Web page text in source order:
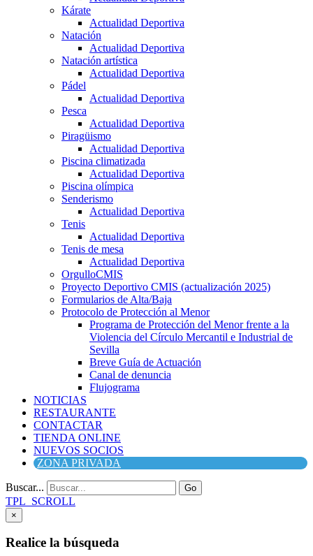
Kárate
Actualidad Deportiva
Natación
Actualidad Deportiva
Natación artística
Actualidad Deportiva
Pádel
Actualidad Deportiva
Pesca
Actualidad Deportiva
Piragüismo
Actualidad Deportiva
Piscina climatizada
Actualidad Deportiva
Piscina olímpica
Senderismo
Actualidad Deportiva
Tenis
Actualidad Deportiva
Tenis de mesa
Actualidad Deportiva
OrgulloCMIS
Proyecto Deportivo CMIS (actualización 2025)
Formularios de Alta/Baja
Protocolo de Protección al Menor
Programa de Protección del Menor frente a la
Violencia del Círculo Mercantil e Industrial de
Sevilla
Breve Guía de Actuación
Canal de denuncia
Flujograma
NOTICIAS
RESTAURANTE
CONTACTAR
TIENDA ONLINE
NUEVOS SOCIOS
ZONA PRIVADA
Buscar... Go
TPL_SCROLL
×
Realice la búsqueda